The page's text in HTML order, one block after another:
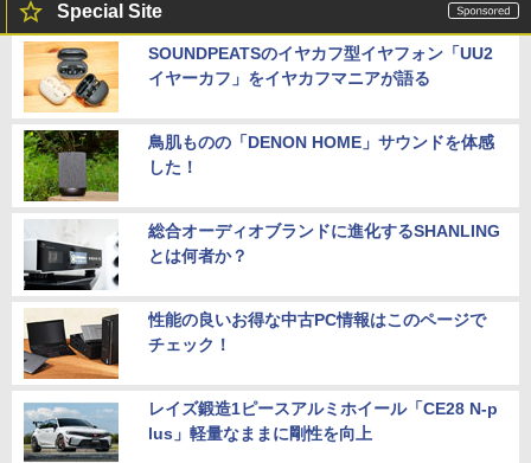
Special Site
SOUNDPEATSのイヤカフ型イヤフォン「UU2
イヤーカフ」をイヤカフマニアが語る
鳥肌ものの「DENON HOME」サウンドを体感
した！
総合オーディオブランドに進化するSHANLING
とは何者か？
性能の良いお得な中古PC情報はこのページで
チェック！
レイズ鍛造1ピースアルミホイール「CE28 N-p
lus」軽量なままに剛性を向上